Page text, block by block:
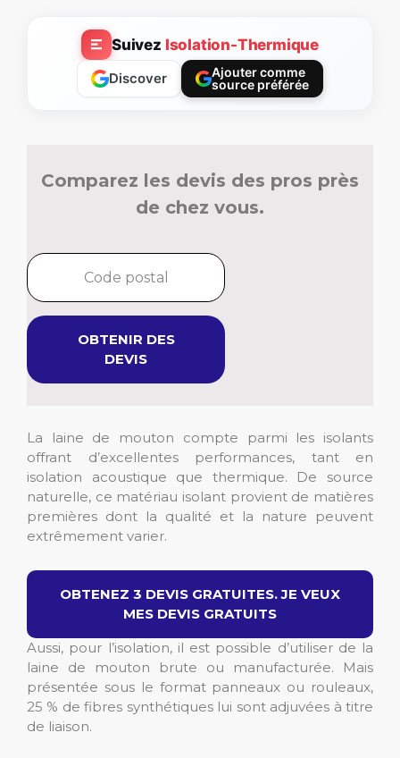
Suivez Isolation-Thermique
Discover
Ajouter comme
source préférée
Comparez les devis des pros près
de chez vous.
OBTENIR DES
DEVIS
La laine de mouton compte parmi les isolants
offrant d’excellentes performances, tant en
isolation acoustique que thermique. De source
naturelle, ce matériau isolant provient de matières
premières dont la qualité et la nature peuvent
extrêmement varier.
OBTENEZ 3 DEVIS GRATUITES. JE VEUX
MES DEVIS GRATUITS
Aussi, pour l’isolation, il est possible d’utiliser de la
laine de mouton brute ou manufacturée. Mais
présentée sous le format panneaux ou rouleaux,
25 % de fibres synthétiques lui sont adjuvées à titre
de liaison.